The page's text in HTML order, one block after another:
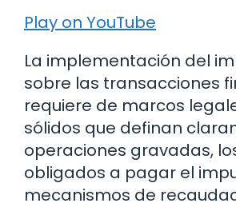
Play on YouTube
La implementación del
sobre las transacciones
requiere de marcos
sólidos que definan
operaciones gravadas,
obligados a pagar el
mecanismos de